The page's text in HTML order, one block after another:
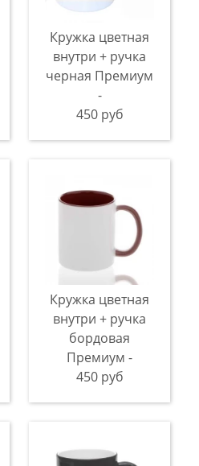
Кружка цветная
внутри + ручка
черная Премиум
-
450 руб
Кружка цветная
внутри + ручка
бордовая
Премиум -
450 руб